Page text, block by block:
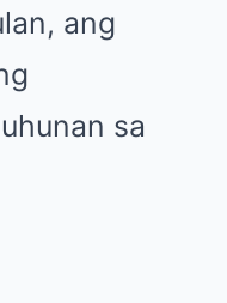
ang
sa